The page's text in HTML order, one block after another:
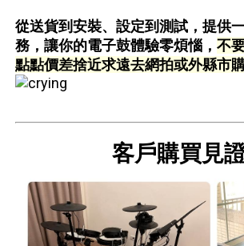
從送貨到安裝、設定到測試，提供
務，讓你的電子鼓體驗零煩惱，不
點點價差捨近求遠去網拍或外縣市
客戶購買見